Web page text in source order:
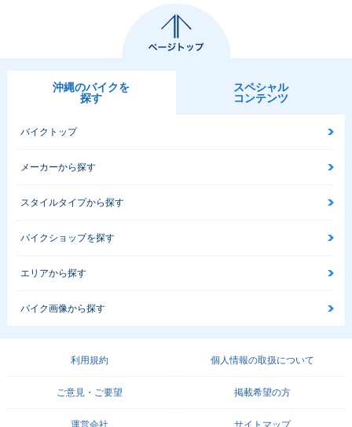
沖縄のバイクを
探す
スペシャル
コンテンツ
バイクトップ
メーカーから探す
スタイルタイプから探す
バイクショップを探す
エリアから探す
バイク画像から探す
利用規約 個人情報の取扱について
ご意見・ご要望 掲載希望の方